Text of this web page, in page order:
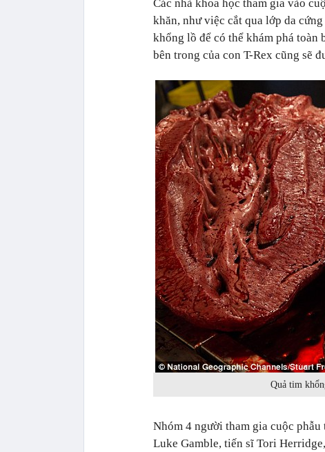
Các nhà khoa học tham gia vào
khăn, như việc cắt qua lớp da
khổng lồ để có thể khám phá toàn
bên trong của con T-Rex cũng sẽ
Quả tim
Nhóm 4 người tham gia cuộc
Luke Gamble, tiến sĩ Tori